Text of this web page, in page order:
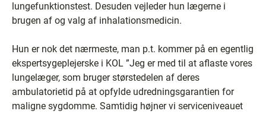
lungefunktionstest. Desuden vejleder hun lægerne i
brugen af og valg af inhalationsmedicin.
Hun er nok det nærmeste, man p.t. kommer på en egentlig
ekspertsygeplejerske i KOL ”Jeg er med til at aflaste vores
lungelæger, som bruger størstedelen af deres
ambulatorietid på at opfylde udredningsgarantien for
maligne sygdomme. Samtidig højner vi serviceniveauet